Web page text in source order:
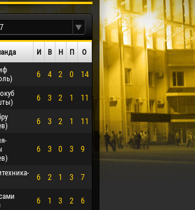
И В Н П О
6 4 2 0 14
6 3 2 1 11
6 3 2 1 11
6 3 0 3 9
6 2 1 3 7
6 1 3 2 6